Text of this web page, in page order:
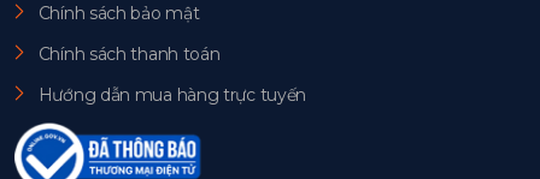
Chính sách bảo mật
Chính sách thanh toán
Hướng dẫn mua hàng trực tuyến